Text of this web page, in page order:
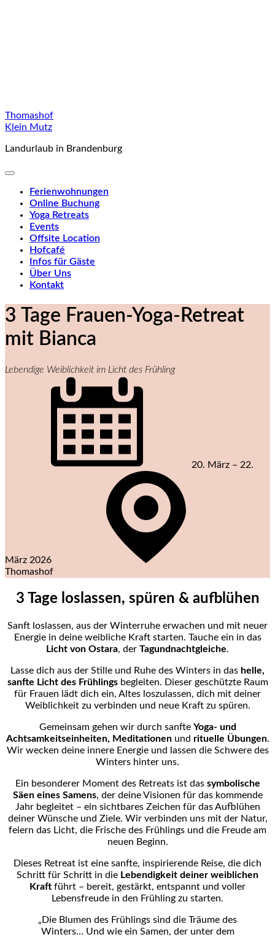
Skip
to
Thomashof
Klein Mutz
Landurlaub in Brandenburg
Ferienwohnungen
Online Buchung
Yoga Retreats
Events
Offsite Location
Hofcafé
Infos für Gäste
Über Uns
Kontakt
3 Tage Frauen-Yoga-Retreat
mit Bianca
Lebendige Weiblichkeit im Licht des Frühling
20. März – 22.
März 2026
Thomashof
3 Tage loslassen, spüren & aufblühen
Sanft loslassen, aus der Winterruhe erwachen und mit neuer
Energie in deine weibliche Kraft starten. Tauche ein in das
Licht von Ostara, der Tagundnachtgleiche.
Lasse dich aus der Stille und Ruhe des Winters in das helle,
sanfte Licht des Frühlingsbegleiten. Dieser geschützte Raum
für Frauen lädt dich ein, Altes loszulassen, dich mit deiner
Weiblichkeit zu verbinden und neue Kraft zu spüren.
Gemeinsam gehen wir durch sanfte Yoga- und
Achtsamkeitseinheiten, Meditationenund rituelle Übungen.
Wir wecken deine innere Energie und lassen die Schwere des
Winters hinter uns.
Ein besonderer Moment des Retreats ist das symbolische
Säen eines Samens, der deine Visionen für das kommende
Jahr begleitet – ein sichtbares Zeichen für das Aufblühen
deiner Wünsche und Ziele. Wir verbinden uns mit der Natur,
feiern das Licht, die Frische des Frühlings und die Freude am
neuen Beginn.
Dieses Retreat ist eine sanfte, inspirierende Reise, die dich
Schritt für Schritt in die Lebendigkeit deiner weiblichen
Kraft führt – bereit, gestärkt, entspannt und voller
Lebensfreude in den Frühling zu starten.
„Die Blumen des Frühlings sind die Träume des
Winters… Und wie ein Samen, der unter dem